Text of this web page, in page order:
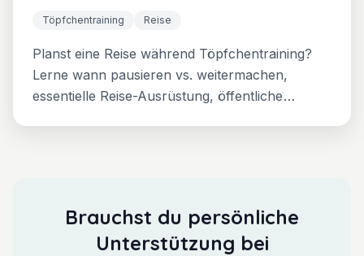
weitermachen?
Töpfchentraining Reise
Planst eine Reise während Töpfchentraining?
Lerne wann pausieren vs. weitermachen,
essentielle Reise-Ausrüstung, öffentliche
Brauchst du persönliche
Unterstützung bei